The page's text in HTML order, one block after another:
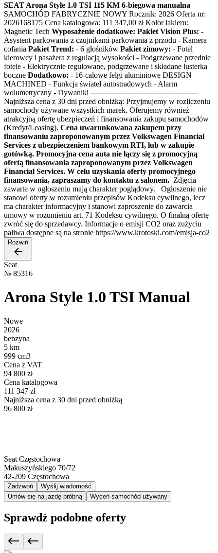
SEAT Arona Style 1.0 TSI 115 KM 6-biegowa manualna
SAMOCHÓD FABRYCZNIE NOWY Rocznik: 2026 Oferta nr:
2026168175 Cena katalogowa: 111 347,00 zł Kolor lakieru:
Magnetic Tech Wyposażenie dodatkowe: Pakiet Vision Plus: -
Asystent parkowania z czujnikami parkowania z przodu - Kamera
cofania Pakiet Trend: - 6 głośników Pakiet zimowy: - Fotel
kierowcy i pasażera z regulacją wysokości - Podgrzewane przednie
fotele - Elektrycznie regulowane, podgrzewane i składane lusterka
boczne Dodatkowo: - 16-calowe felgi aluminiowe DESIGN
MACHINED - Funkcja świateł autostradowych - Alarm
wolumetryczny - Dywaniki ────────────────────
Najniższa cena z 30 dni przed obniżką: Przyjmujemy w rozliczeniu
samochody używane wszystkich marek. Oferujemy również
atrakcyjną ofertę ubezpieczeń i finansowania zakupu samochodów
(Kredyt/Leasing). Cena uwarunkowana zakupem przy
finansowaniu zaproponowanym przez Volkswagen Financial
Services z ubezpieczeniem bankowym RTI, lub w zakupie
gotówką. Promocyjna cena auta nie łączy się z promocyjną
ofertą finansowania zaproponowanym przez Volkswagen
Financial Services. W celu uzyskania oferty promocyjnego
finansowania, zapraszamy do kontaktu z salonem. Zdjęcia
zawarte w ogłoszeniu mają charakter poglądowy. Ogłoszenie nie
stanowi oferty w rozumieniu przepisów Kodeksu cywilnego, lecz
ma charakter informacyjny i stanowi zaproszenie do zawarcia
umowy w rozumieniu art. 71 Kodeksu cywilnego. O finalną ofertę
zwróć się do sprzedawcy. Informacje o emisji CO2 oraz zużyciu
paliwa dostępne są na stronie https://www.krotoski.com/emisja-co2
Rozwiń
Seat
№ 85316
Arona Style 1.0 TSI Manual
Nowe
2026
benzyna
5 km
999 cm3
Cena z VAT
94 800 zł
Cena katalogowa
111 347 zł
Najniższa cena z 30 dni przed obniżką
96 800 zł
Seat Częstochowa
Makuszyńskiego 70/72
42-209 Częstochowa
Zadzwoń
Wyślij wiadomość
Umów się na jazdę próbną
Wyceń samochód używany
Sprawdź podobne oferty